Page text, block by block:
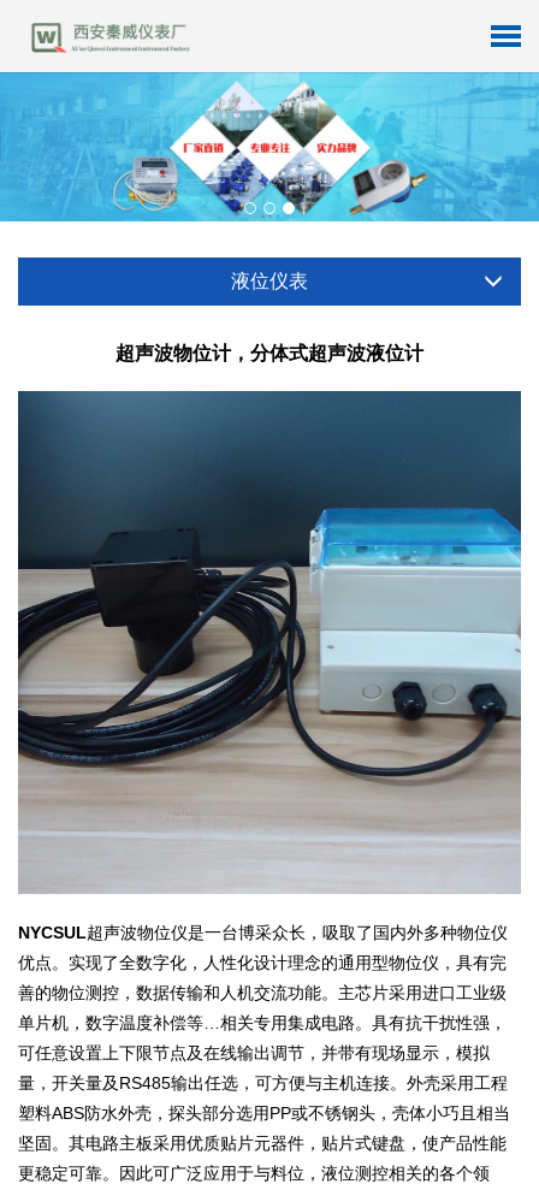
液位仪表
超声波物位计，分体式超声波液位计
NYCSUL超声波物位仪是一台博采众长，吸取了国内外多种物位仪
优点。实现了全数字化，人性化设计理念的通用型物位仪，具有完
善的物位测控，数据传输和人机交流功能。主芯片采用进口工业级
单片机，数字温度补偿等…相关专用集成电路。具有抗干扰性强，
可任意设置上下限节点及在线输出调节，并带有现场显示，模拟
量，开关量及RS485输出任选，可方便与主机连接。外壳采用工程
塑料ABS防水外壳，探头部分选用PP或不锈钢头，壳体小巧且相当
坚固。其电路主板采用优质贴片元器件，贴片式键盘，使产品性能
更稳定可靠。因此可广泛应用于与料位，液位测控相关的各个领